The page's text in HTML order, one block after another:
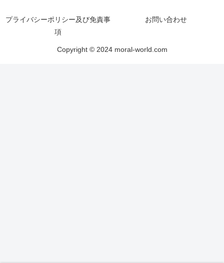
プライバシーポリシー及び免責事
項
お問い合わせ
Copyright © 2024 moral-world.com